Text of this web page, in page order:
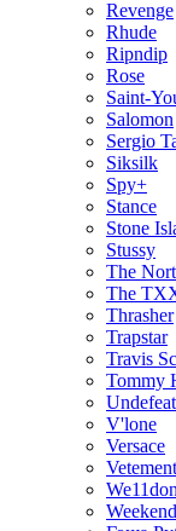
Revenge
Rhude
Ripndip
Rose
Saint-
Salomon
Sergio
Siksilk
Spy+
Stance
Stone
Stussy
The
The
Thrasher
Trapstar
Travis
Tommy
V'lone
Versace